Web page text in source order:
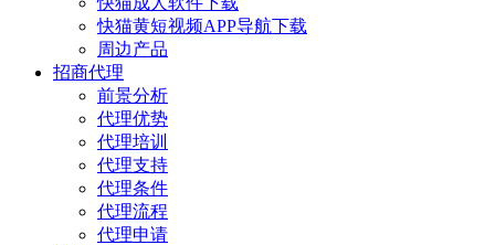
快猫黄短视频APP导航下载
周边产品
招商代理
前景分析
代理优势
代理培训
代理支持
代理条件
代理流程
代理申请